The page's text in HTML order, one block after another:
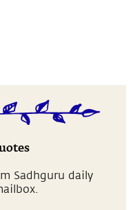
Sadhguru daily